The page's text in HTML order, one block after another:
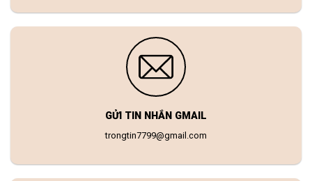
GỬI TIN NHẮN GMAIL
trongtin7799@gmail.com